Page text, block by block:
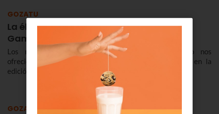
GOZATU
La élite del videojuego se reúne en
Gamegune
Los mejores jugadores de Hearthstone del mundo nos
ofrecieron una competición espectacular en Donostia en la
edición de Gamegune 2016.
GOZATU